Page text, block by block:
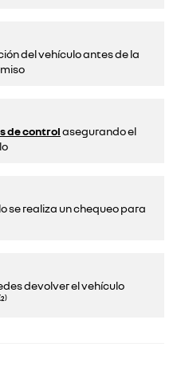
del vehículo antes de la
de controlasegurando el
se realiza un chequeo para
devolver el vehículo